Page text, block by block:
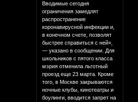
Вводимые сегодня
ограничения замедлят
распространение
коронавирусной инфекции и,
в конечном счете, позволят
быстрее справиться с ней»,
— указано в сообщении. Для
школьников с пятого класса
мэрия отменила льготный
проезд еще 23 марта. Кроме
того, в Москве закрываются
ночные клубы, кинотеатры и
боулинги, вводится запрет на